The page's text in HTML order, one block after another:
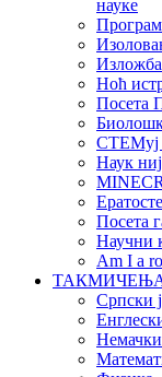
науке
Ноћ
Посета
СТЕМуј
Наук
Посета
Научни
Am I a
Српски
Немачки